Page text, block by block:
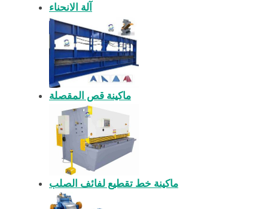
آلة الانحناء
ماكينة قص المقصلة
ماكينة خط تقطيع لفائف الصلب